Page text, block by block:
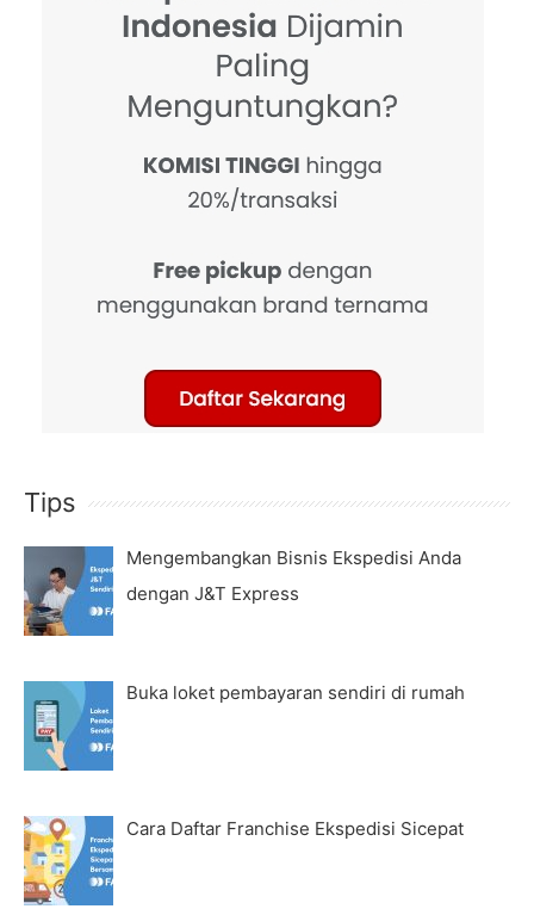
Tips
Mengembangkan Bisnis Ekspedisi Anda
dengan J&T Express
Buka loket pembayaran sendiri di rumah
Cara Daftar Franchise Ekspedisi Sicepat